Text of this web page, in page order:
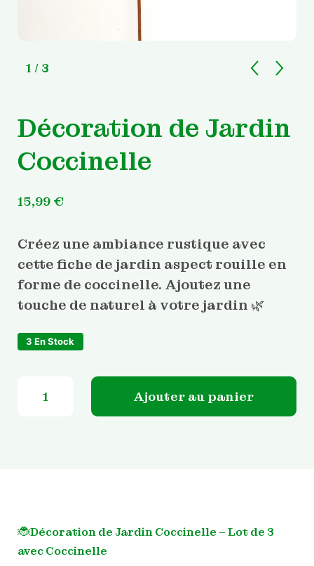
1 / 3
Décoration de Jardin
Coccinelle
15,99€
Créez une ambiance rustique avec
cette fiche de jardin aspect rouille en
forme de coccinelle. Ajoutez une
touche de naturel à votre jardin 🌿
3 En Stock
quantité de Décoration de Jardin Coccinelle
Ajouter au panier
🐞Décoration de JardinCoccinelle – Lot de 3
avec Coccinelle